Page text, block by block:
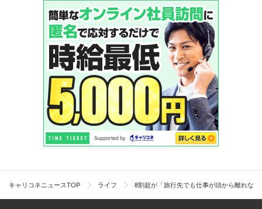
キャリコネニュースTOP ライフ 8割超が「旅行先でも仕事が頭から離れな